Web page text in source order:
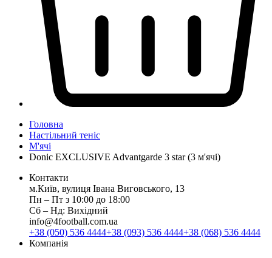
Головна
Настільний теніс
М'ячі
Donic EXCLUSIVE Advantgarde 3 star (3 м'ячі)
Контакти
м.Київ, вулиця Івана Виговського, 13
Пн ‒ Пт з 10:00 до 18:00
Сб ‒ Нд: Вихідний
info@4football.com.ua
+38 (050) 536 4444+38 (093) 536 4444+38 (068) 536 4444
Компанія